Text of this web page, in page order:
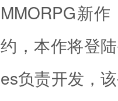
MMORPG新
约，本作将登
es负责开发，